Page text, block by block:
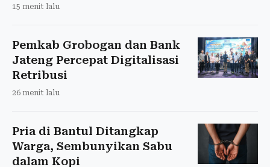
15 menit lalu
Pemkab Grobogan dan Bank
Jateng Percepat Digitalisasi
Retribusi
26 menit lalu
Pria di Bantul Ditangkap
Warga, Sembunyikan Sabu
dalam Kopi